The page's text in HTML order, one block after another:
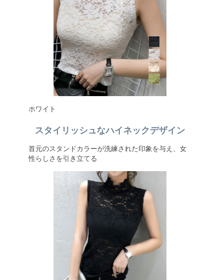
ホワイト
スタイリッシュなハイネックデザイン
首元のスタンドカラーが洗練された印象を与え、女
性らしさを引き立てる